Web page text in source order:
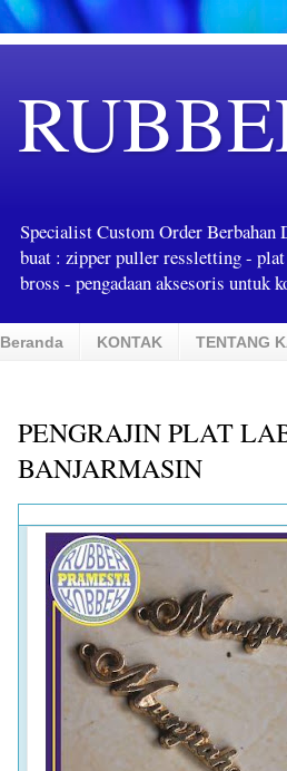
Specialist Custom Order
buat : zipper puller ressletting -
bross - pengadaan aksesoris untuk
Beranda KONTAK TENTANG
PENGRAJIN PLAT
BANJARMASIN